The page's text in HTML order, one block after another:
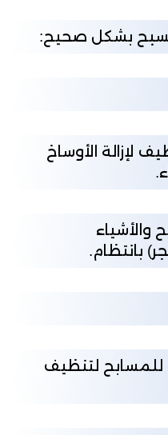
بشكل صحيح:
لإزالة الأوساخ
بانتظام.
لتنظيف